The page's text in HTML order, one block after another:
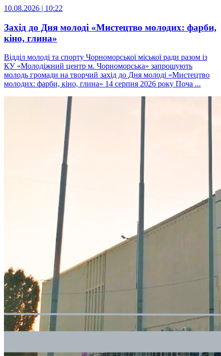
10.08.2026 | 10:22
Захід до Дня молоді «Мистецтво молодих: фарби,
кіно, глина»
Відділ молоді та спорту Чорноморської міської ради разом із
КУ «Молодіжний центр м. Чорноморська» запрошують
молодь громади на творчий захід до Дня молоді «Мистецтво
молодих: фарби, кіно, глина» 14 серпня 2026 року Поча ...